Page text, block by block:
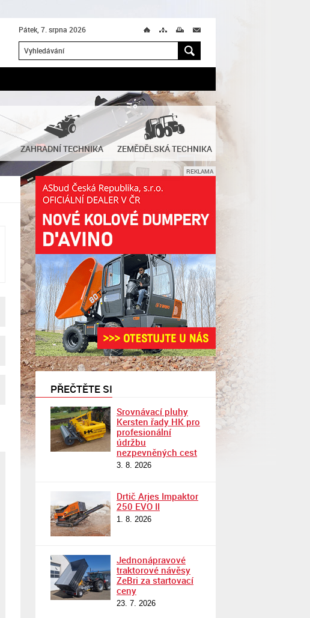
Pátek, 7. srpna 2026 Ú M T M
H
ZAHRADNÍ TECHNIKA ZEMĚDĚLSKÁ TECHNIKA
REKLAMA
PŘEČTĚTE SI
Srovnávací pluhy
Kersten řady HK pro
profesionální
údržbu
nezpevněných cest
3. 8. 2026
Drtič Arjes Impaktor
250 EVO II
1. 8. 2026
Jednonápravové
traktorové návěsy
ZeBri za startovací
ceny
23. 7. 2026